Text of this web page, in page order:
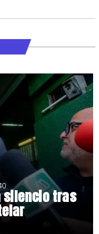
silencio tras